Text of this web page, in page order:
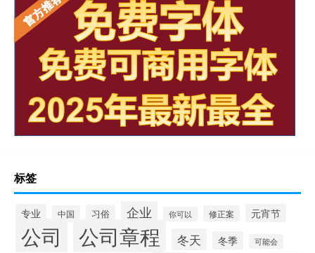
标签
专业 中国 习俗 企业 你可以 修正案 元宵节
公司 公司章程 冬天 冬季 可能会